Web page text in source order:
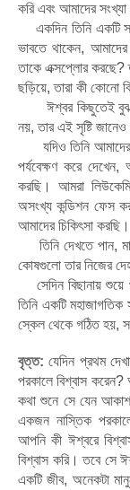
করি এবং আমাদের
একদিন তিনি একটি
ভাবতে থাকেন,
তাকে এক্সপ্লোর করছে?
ছড়িয়ে, তারা কী কোনো
ঈশ্বর কিছুতেই
নয়, তার এই সৃষ্টি
যদিও তিনি আমাদের
পর্যবেক্ষণ করে
করছি। আমরা
অসংখ্য কন্ডিশন ফেস
আমাদের চিকিৎসা করছি।
তিনি দেখতে পান,
কোষগুলো তার নিজের
সেদিন বিছানায় শুয়ে
তিনি একটি
স্কেল থেকে গঠিত হয়,
বৃত্ত: যেদিন প্রথম
পরকালে বিশ্বাস
কথা শুনে সে যেন
একজন নাস্তিক
আপনি কী ঈশ্বরে
বিশ্বাস করি। তবে সে
একটি জীব, অনেকটা